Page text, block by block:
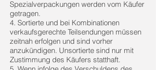
Spezialverpackungen werden vom Käufer
getragen.
4. Sortierte und bei Kombinationen
verkaufsgerechte Teilsendungen müssen
zeitnah erfolgen und sind vorher
anzukündigen. Unsortierte sind nur mit
Zustimmung des Käufers statthaft.